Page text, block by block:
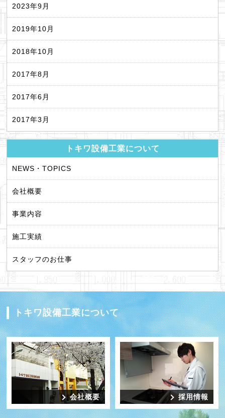
2023年9月
2019年10月
2018年10月
2017年8月
2017年6月
2017年3月
トキワ設備工業について
NEWS・TOPICS
会社概要
事業内容
施工実績
スタッフのお仕事
トキワ設備工業について
会社概要 採用情報